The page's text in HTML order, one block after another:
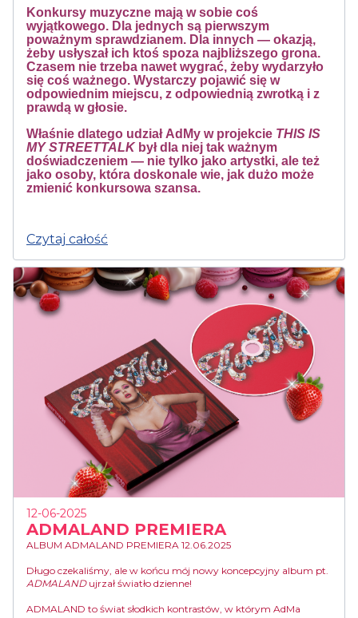
Konkursy muzyczne mają w sobie coś
wyjątkowego. Dla jednych są pierwszym
poważnym sprawdzianem. Dla innych — okazją,
żeby usłyszał ich ktoś spoza najbliższego grona.
Czasem nie trzeba nawet wygrać, żeby wydarzyło
się coś ważnego. Wystarczy pojawić się w
odpowiednim miejscu, z odpowiednią zwrotką i z
prawdą w głosie.
Właśnie dlatego udział AdMy w projekcie THIS IS
MY STREETTALKbył dla niej tak ważnym
doświadczeniem — nie tylko jako artystki, ale też
jako osoby, która doskonale wie, jak dużo może
zmienić konkursowa szansa.
Czytaj całość
12-06-2025
ADMALAND PREMIERA
ALBUM ADMALAND PREMIERA 12.06.2025
Długo czekaliśmy, ale w końcu mój nowy koncepcyjny album pt.
ADMALANDujrzał światło dzienne!
ADMALAND to świat słodkich kontrastów, w którym AdMa